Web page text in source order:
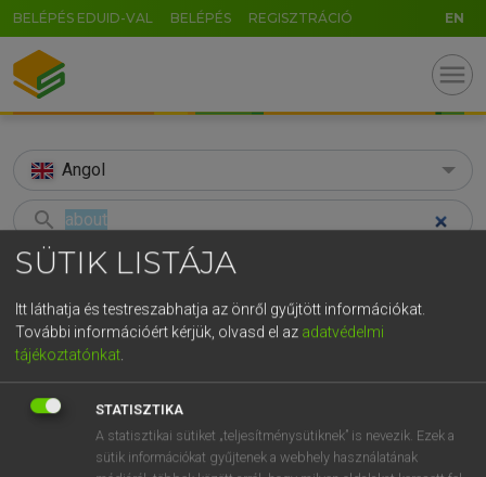
BELÉPÉS EDUID-VAL BELÉPÉS REGISZTRÁCIÓ EN
menu
Angol
search
KERESÉS
TALÁLATOK 263 ms (332 db)
about
Díjmentes angol szótár arrow_forward_ios
SÜTIK LISTÁJA
Itt láthatja és testreszabhatja az önről gyűjtött információkat.
További információért kérjük, olvasd el az adatvédelmi
tájékoztatónkat.
STATISZTIKA
A statisztikai sütiket „teljesítménysütiknek” is nevezik. Ezek a
sütik információkat gyűjtenek a webhely használatának
GR
5 8 ü ó
t z u i o p
g h j k l é á ű Ω
n m , . - AltGr